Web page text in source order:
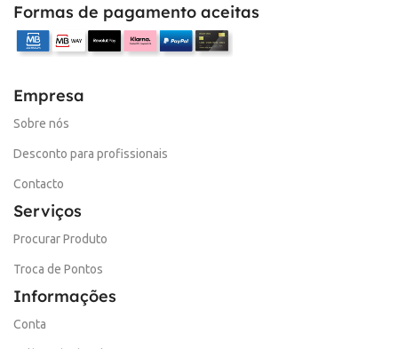
Formas de pagamento aceitas
Empresa
Sobre nós
Desconto para profissionais
Contacto
Serviços
Procurar Produto
Troca de Pontos
Informações
Conta